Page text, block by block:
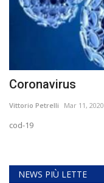
Coronavirus
Vittorio Petrelli Mar 11, 2020
cod-19
NEWS PIÙ LETTE